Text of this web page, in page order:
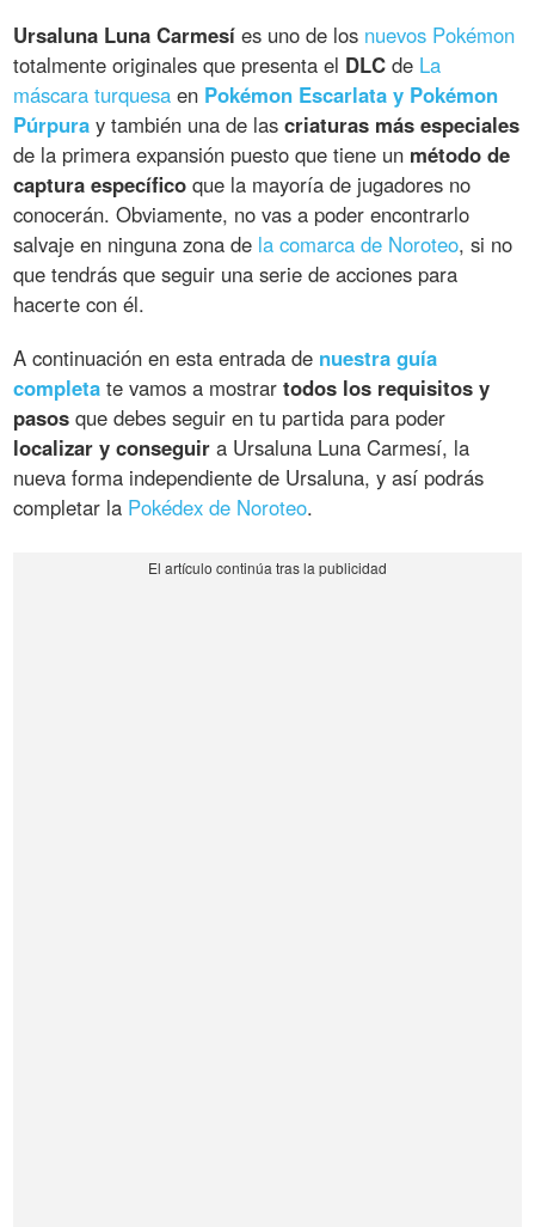
Ursaluna Luna Carmesí es uno de los nuevos Pokémon
totalmente originales que presenta el DLC de La
máscara turquesa en Pokémon Escarlata y Pokémon
Púrpura y también una de lascriaturas más especiales
de la primera expansión puesto que tiene un método de
captura específico que la mayoría de jugadores no
conocerán. Obviamente, no vas a poder encontrarlo
salvaje en ninguna zona de la comarca de Noroteo, si no
que tendrás que seguir una serie de acciones para
hacerte con él.
A continuación en esta entrada de nuestra guía
completa te vamos a mostrartodos los requisitos y
pasos que debes seguir en tu partida para poder
localizar y conseguir a Ursaluna Luna Carmesí, la
nueva forma independiente de Ursaluna, y así podrás
completar la Pokédex de Noroteo.